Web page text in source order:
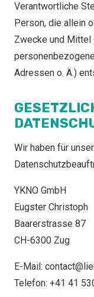
Verantwortliche
Person, die allein
Zwecke und Mittel
Adressen o. Ä.)
Wir haben für
YKNO GmbH
Eugster Christoph
Baarerstrasse 87
CH-6300 Zug
E-Mail:
Telefon: +41 41